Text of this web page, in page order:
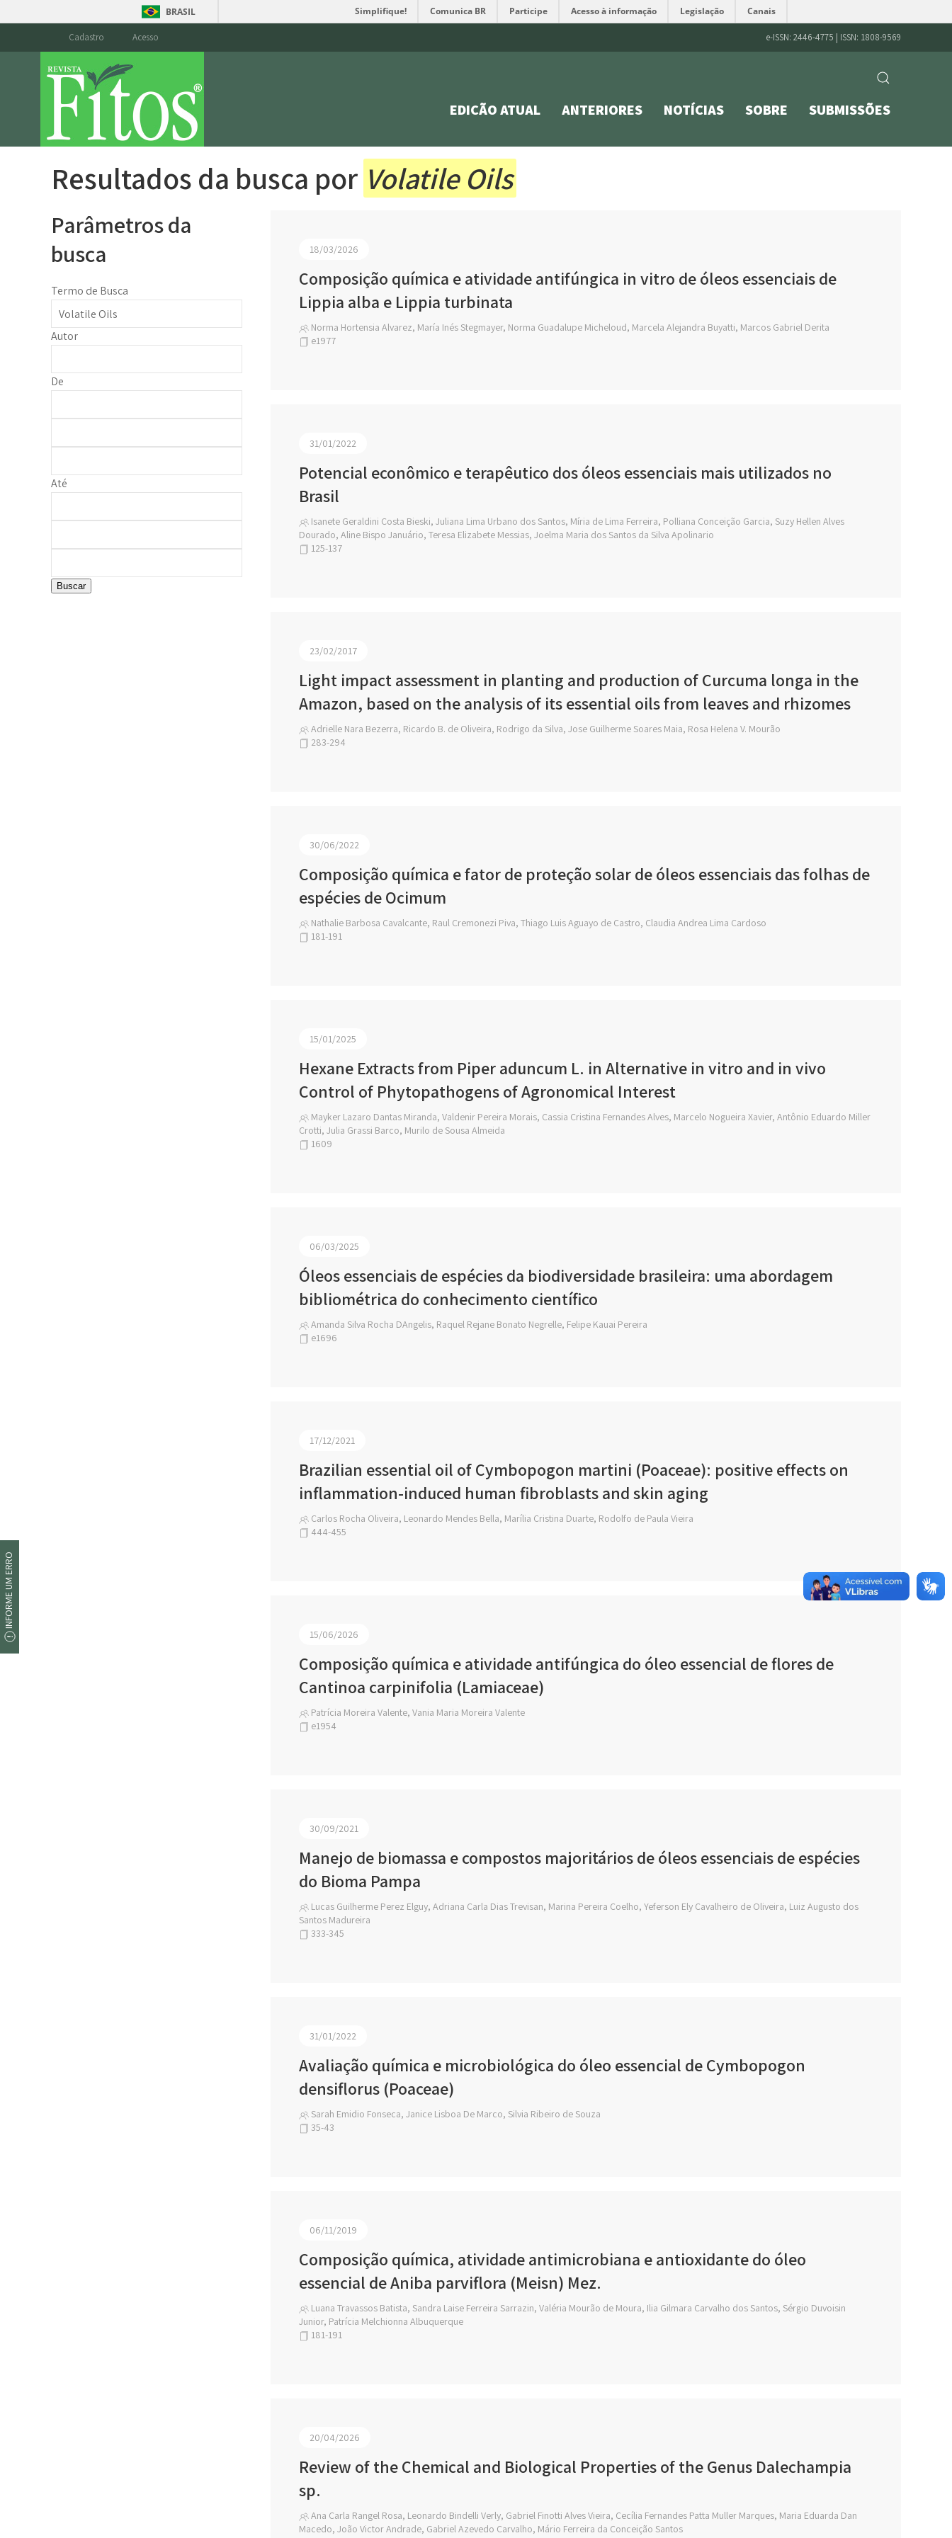
BRASIL Simplifique! Comunica BR Participe Acesso à informação Legislação Canais
Cadastro Acesso e-ISSN: 2446-4775 | ISSN: 1808-9569
EDIÇÃO ATUAL ANTERIORES NOTÍCIAS SOBRE SUBMISSÕES
Resultados da busca por Volatile Oils
Parâmetros da
busca
Termo de Busca
Autor
De
Até
Buscar
18/03/2026
Composição química e atividade antifúngica in vitro de óleos essenciais de
Lippia alba e Lippia turbinata
Norma Hortensia Alvarez, María Inés Stegmayer, Norma Guadalupe Micheloud, Marcela Alejandra Buyatti, Marcos Gabriel Derita
e1977
31/01/2022
Potencial econômico e terapêutico dos óleos essenciais mais utilizados no
Brasil
Isanete Geraldini Costa Bieski, Juliana Lima Urbano dos Santos, Míria de Lima Ferreira, Polliana Conceição Garcia, Suzy Hellen Alves
Dourado, Aline Bispo Januário, Teresa Elizabete Messias, Joelma Maria dos Santos da Silva Apolinario
125-137
23/02/2017
Light impact assessment in planting and production of Curcuma longa in the
Amazon, based on the analysis of its essential oils from leaves and rhizomes
Adrielle Nara Bezerra, Ricardo B. de Oliveira, Rodrigo da Silva, Jose Guilherme Soares Maia, Rosa Helena V. Mourão
283-294
30/06/2022
Composição química e fator de proteção solar de óleos essenciais das folhas de
espécies de Ocimum
Nathalie Barbosa Cavalcante, Raul Cremonezi Piva, Thiago Luis Aguayo de Castro, Claudia Andrea Lima Cardoso
181-191
15/01/2025
Hexane Extracts from Piper aduncum L. in Alternative in vitro and in vivo
Control of Phytopathogens of Agronomical Interest
Mayker Lazaro Dantas Miranda, Valdenir Pereira Morais, Cassia Cristina Fernandes Alves, Marcelo Nogueira Xavier, Antônio Eduardo Miller
Crotti, Julia Grassi Barco, Murilo de Sousa Almeida
1609
06/03/2025
Óleos essenciais de espécies da biodiversidade brasileira: uma abordagem
bibliométrica do conhecimento científico
Amanda Silva Rocha DAngelis, Raquel Rejane Bonato Negrelle, Felipe Kauai Pereira
e1696
17/12/2021
Brazilian essential oil of Cymbopogon martini (Poaceae): positive effects on
inflammation-induced human fibroblasts and skin aging
Carlos Rocha Oliveira, Leonardo Mendes Bella, Marília Cristina Duarte, Rodolfo de Paula Vieira
444-455
15/06/2026
Composição química e atividade antifúngica do óleo essencial de flores de
Cantinoa carpinifolia (Lamiaceae)
Patrícia Moreira Valente, Vania Maria Moreira Valente
e1954
30/09/2021
Manejo de biomassa e compostos majoritários de óleos essenciais de espécies
do Bioma Pampa
Lucas Guilherme Perez Elguy, Adriana Carla Dias Trevisan, Marina Pereira Coelho, Yeferson Ely Cavalheiro de Oliveira, Luiz Augusto dos
Santos Madureira
333-345
31/01/2022
Avaliação química e microbiológica do óleo essencial de Cymbopogon
densiflorus (Poaceae)
Sarah Emidio Fonseca, Janice Lisboa De Marco, Silvia Ribeiro de Souza
35-43
06/11/2019
Composição química, atividade antimicrobiana e antioxidante do óleo
essencial de Aniba parviflora (Meisn) Mez.
Luana Travassos Batista, Sandra Laise Ferreira Sarrazin, Valéria Mourão de Moura, Ilia Gilmara Carvalho dos Santos, Sérgio Duvoisin
Junior, Patrícia Melchionna Albuquerque
181-191
20/04/2026
Review of the Chemical and Biological Properties of the Genus Dalechampia
sp.
Ana Carla Rangel Rosa, Leonardo Bindelli Verly, Gabriel Finotti Alves Vieira, Cecília Fernandes Patta Muller Marques, Maria Eduarda Dan
Macedo, João Victor Andrade, Gabriel Azevedo Carvalho, Mário Ferreira da Conceição Santos
INFORME UM ERRO